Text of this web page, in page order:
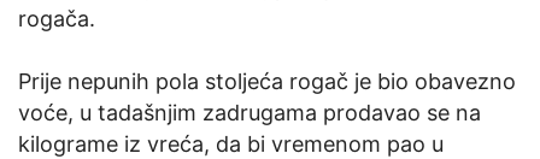
rogača.
Prije nepunih pola stoljeća rogač je bio obavezno
voće, u tadašnjim zadrugama prodavao se na
kilograme iz vreća, da bi vremenom pao u